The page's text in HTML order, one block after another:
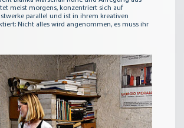
meist morgens, konzentriert sich auf
parallel und ist in ihrem kreativen
Nicht alles wird angenommen, es muss ihr